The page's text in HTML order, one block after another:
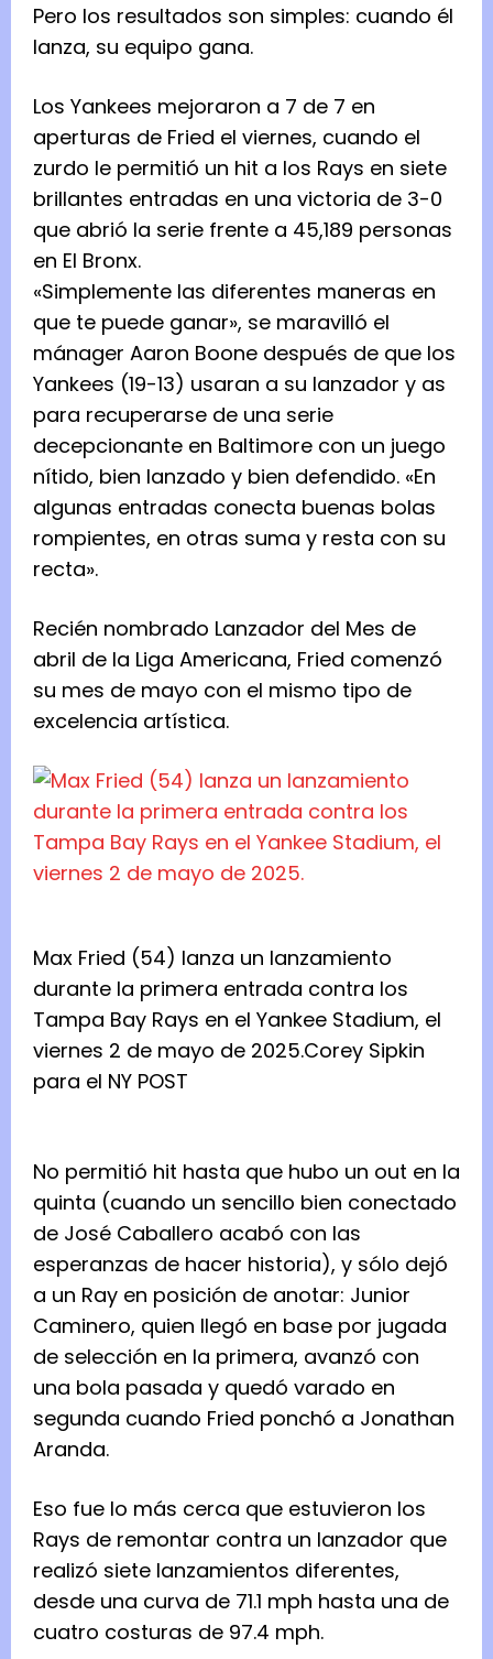
Pero los resultados son simples: cuando él
lanza, su equipo gana.
Los Yankees mejoraron a 7 de 7 en
aperturas de Fried el viernes, cuando el
zurdo le permitió un hit a los Rays en siete
brillantes entradas en una victoria de 3-0
que abrió la serie frente a 45,189 personas
en El Bronx.
«Simplemente las diferentes maneras en
que te puede ganar», se maravilló el
mánager Aaron Boone después de que los
Yankees (19-13) usaran a su lanzador y as
para recuperarse de una serie
decepcionante en Baltimore con un juego
nítido, bien lanzado y bien defendido. «En
algunas entradas conecta buenas bolas
rompientes, en otras suma y resta con su
recta».
Recién nombrado Lanzador del Mes de
abril de la Liga Americana, Fried comenzó
su mes de mayo con el mismo tipo de
excelencia artística.
Max Fried (54) lanza un lanzamiento
durante la primera entrada contra los
Tampa Bay Rays en el Yankee Stadium, el
viernes 2 de mayo de 2025.Corey Sipkin
para el NY POST
No permitió hit hasta que hubo un out en la
quinta (cuando un sencillo bien conectado
de José Caballero acabó con las
esperanzas de hacer historia), y sólo dejó
a un Ray en posición de anotar: Junior
Caminero, quien llegó en base por jugada
de selección en la primera, avanzó con
una bola pasada y quedó varado en
segunda cuando Fried ponchó a Jonathan
Aranda.
Eso fue lo más cerca que estuvieron los
Rays de remontar contra un lanzador que
realizó siete lanzamientos diferentes,
desde una curva de 71.1 mph hasta una de
cuatro costuras de 97.4 mph.